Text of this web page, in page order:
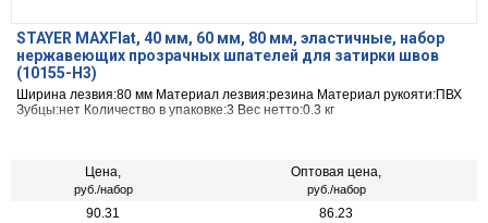
STAYER MAXFlat, 40 мм, 60 мм, 80 мм, эластичные, набор
нержавеющих прозрачных шпателей для затирки швов
(10155-H3)
Ширина лезвия:80 мм Материал лезвия:резина Материал рукояти:ПВХ
Зубцы:нет Количество в упаковке:3 Вес нетто:0.3 кг
Цена,
руб./набор
Оптовая цена,
руб./набор
90.31 86.23